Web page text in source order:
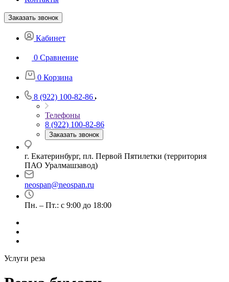
Заказать звонок
Кабинет
0 Сравнение
0 Корзина
8 (922) 100-82-86
Телефоны
8 (922) 100-82-86
Заказать звонок
г. Екатеринбург, пл. Первой Пятилетки (территория
ПАО Уралмашзавод)
neospan@neospan.ru
Пн. – Пт.: с 9:00 до 18:00
Услуги реза